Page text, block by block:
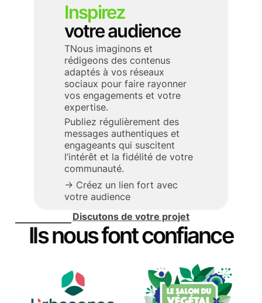
Inspirez
votre audience
TNous imaginons et
rédigeons des contenus
adaptés à vos réseaux
sociaux pour faire rayonner
vos engagements et votre
expertise.
Publiez régulièrement des
messages authentiques et
engageants qui suscitent
l’intérêt et la fidélité de votre
communauté.
→ Créez un lien fort avec
votre audience
Discutons de votre projet
Ils nous font confiance